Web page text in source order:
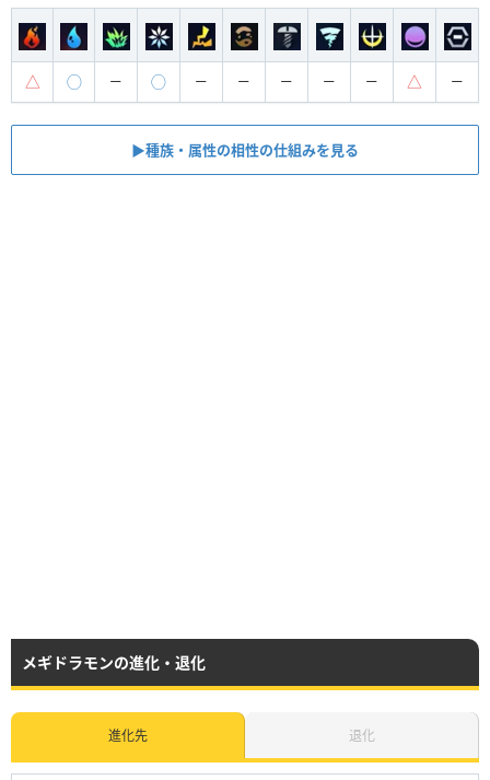
△ ◯ ー ◯ ー ー ー ー ー △ ー
▶︎種族・属性の相性の仕組みを見る
メギドラモンの進化・退化
進化先 退化